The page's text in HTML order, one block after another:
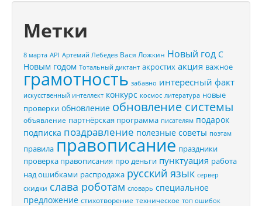
Метки
8 марта API Артемий Лебедев Вася Ложкин Новый год С
Новым годом Тотальный диктант акростих акция важное
грамотность забавно интересный факт
искусственный интеллект конкурс космос литература новые
проверки обновление обновление системы
объявление партнёрская программа писателям подарок
подписка поздравление полезные советы поэтам
правила правописание праздники
проверка правописания про деньги пунктуация работа
над ошибками распродажа русский язык сервер
скидки слава роботам словарь специальное
предложение стихотворение техническое топ ошибок